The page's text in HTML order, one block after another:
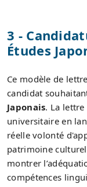
3 -
Études
Ce modèle de
candidat
Japonais. La
universitaire en
réelle volonté
patrimoine
montrer
compétences